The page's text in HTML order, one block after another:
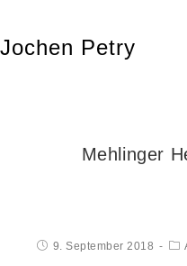
Jochen Petry
Mehlinger
9. September 2018